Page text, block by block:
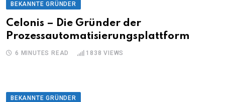
BEKANNTE GRÜNDER
Celonis – Die Gründer der
Prozessautomatisierungsplattform
6 MINUTES READ 1838 VIEWS
BEKANNTE GRÜNDER